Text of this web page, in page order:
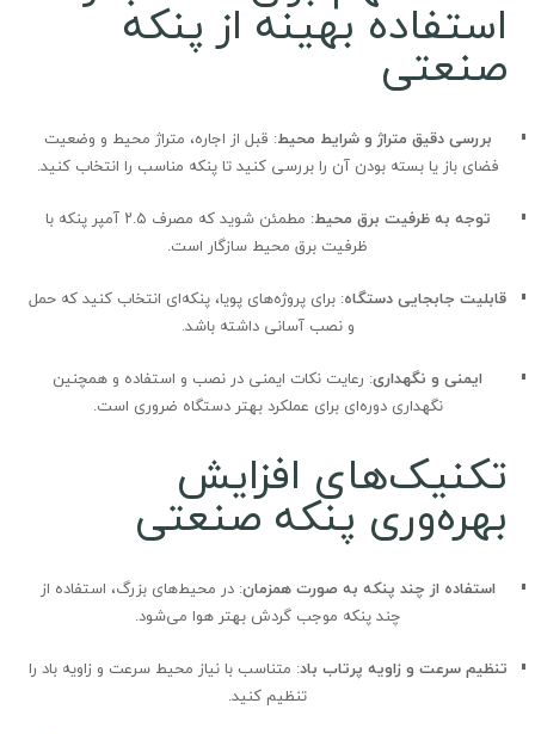
استفاده بهینه از پنکه
صنعتی
بررسی دقیق متراژ و شرایط محیط: قبل از اجاره، متراژ محیط و وضعیت
فضای باز یا بسته بودن آن را بررسی کنید تا پنکه مناسب را انتخاب کنید.
توجه به ظرفیت برق محیط
: مطمئن شوید که مصرف ۲.۵ آمپر پنکه با
ظرفیت برق محیط سازگار است.
قابلیت جابجایی دستگاه: برای پروژه‌های پویا، پنکه‌ای انتخاب کنید که حمل
و نصب آسانی داشته باشد.
ایمنی و نگهداری: رعایت نکات ایمنی در نصب و استفاده و همچنین
نگهداری دوره‌ای برای عملکرد بهتر دستگاه ضروری است.
تکنیک‌های افزایش
بهره‌وری پنکه صنعتی
استفاده از چند پنکه به صورت همزمان: در محیط‌های بزرگ، استفاده از
چند پنکه موجب گردش بهتر هوا می‌شود.
تنظیم سرعت و زاویه پرتاب باد: متناسب با نیاز محیط سرعت و زاویه باد را
تنظیم کنید.